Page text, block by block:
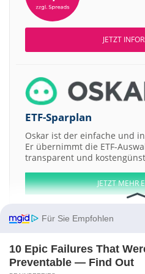
JETZT
ETF-Sparplan
Oskar ist der einfache und
Er übernimmt die ETF-
transparent und
JETZT MEHR
Aktien ATX DAX EuroStoxx 50 Dow
S&P 500
Für Sie Empfohlen
10 Epic Failures That
Preventable — Find Out